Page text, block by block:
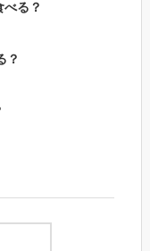
る？
？